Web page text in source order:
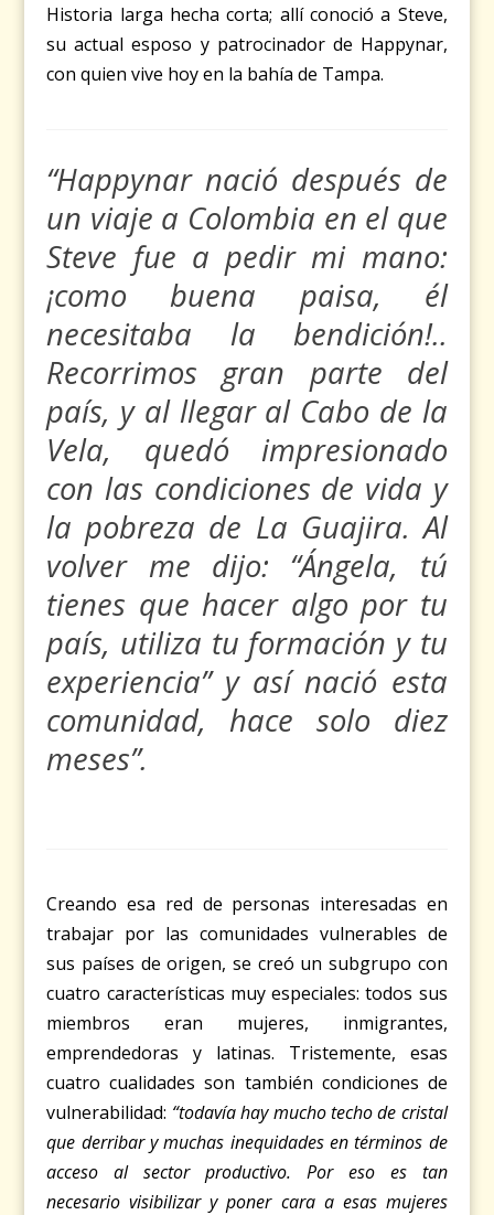
Historia larga hecha corta; allí conoció a Steve,
su actual esposo y patrocinador de Happynar,
con quien vive hoy en la bahía de Tampa.
“Happynar nació después de
un viaje a Colombia en el que
Steve fue a pedir mi mano:
¡como buena paisa, él
necesitaba la bendición!..
Recorrimos gran parte del
país, y al llegar al Cabo de la
Vela, quedó impresionado
con las condiciones de vida y
la pobreza de La Guajira. Al
volver me dijo: “Ángela, tú
tienes que hacer algo por tu
país, utiliza tu formación y tu
experiencia” y así nació esta
comunidad, hace solo diez
meses”.
Creando esa red de personas interesadas en
trabajar por las comunidades vulnerables de
sus países de origen, se creó un subgrupo con
cuatro características muy especiales: todos sus
miembros eran mujeres, inmigrantes,
emprendedoras y latinas. Tristemente, esas
cuatro cualidades son también condiciones de
vulnerabilidad: “todavía hay mucho techo de cristal
que derribar y muchas inequidades en términos de
acceso al sector productivo. Por eso es tan
necesario visibilizar y poner cara a esas mujeres